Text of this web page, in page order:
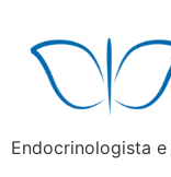
Endocrinologista